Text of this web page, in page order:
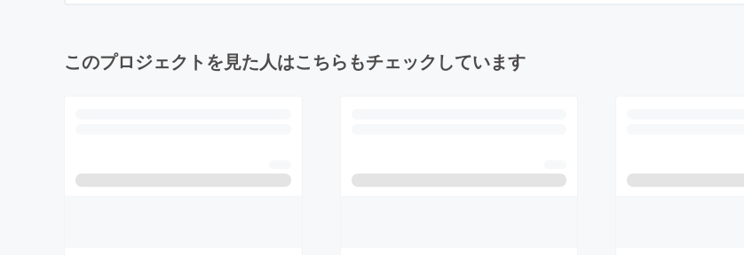
このプロジェクトを見た人はこちらもチェックしています